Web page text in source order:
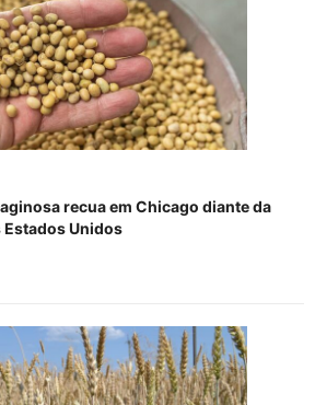
recua em Chicago diante da
Unidos